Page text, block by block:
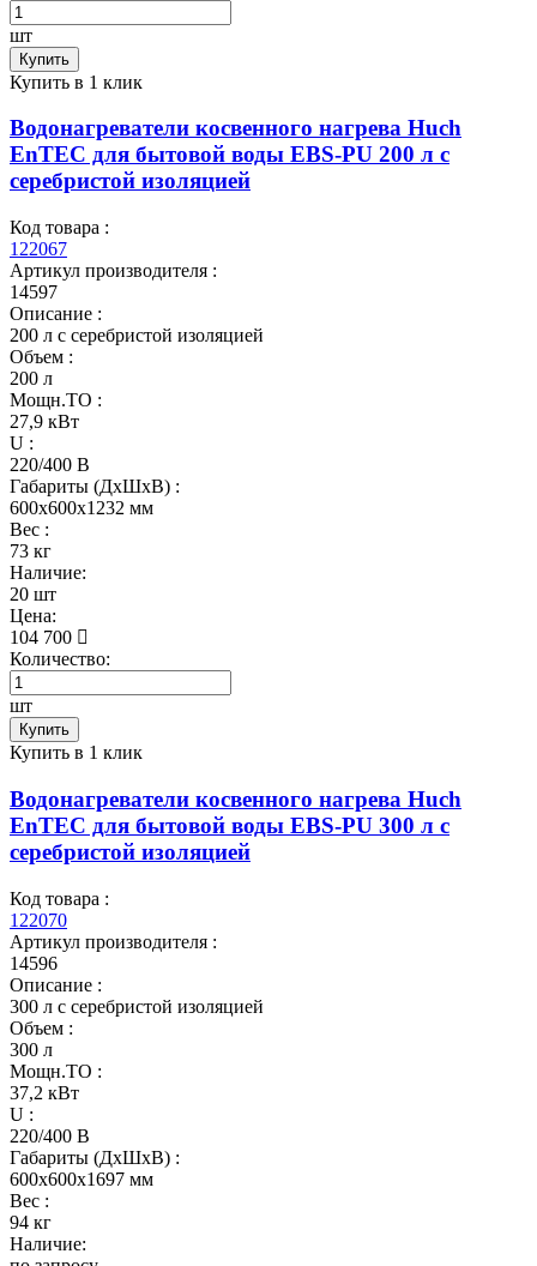
шт
Купить
Купить в 1 клик
Водонагреватели косвенного нагрева Huch
EnTEC для бытовой воды EBS-PU 200 л c
серебристой изоляцией
Код товара :
122067
Артикул производителя :
14597
Описание :
200 л c серебристой изоляцией
Объем :
200 л
Мощн.ТО :
27,9 кВт
U :
220/400 В
Габариты (ДхШхВ) :
600x600x1232 мм
Вес :
73 кг
Наличие:
20 шт
Цена:
104 700
Количество:
шт
Купить
Купить в 1 клик
Водонагреватели косвенного нагрева Huch
EnTEC для бытовой воды EBS-PU 300 л c
серебристой изоляцией
Код товара :
122070
Артикул производителя :
14596
Описание :
300 л c серебристой изоляцией
Объем :
300 л
Мощн.ТО :
37,2 кВт
U :
220/400 В
Габариты (ДхШхВ) :
600x600x1697 мм
Вес :
94 кг
Наличие: